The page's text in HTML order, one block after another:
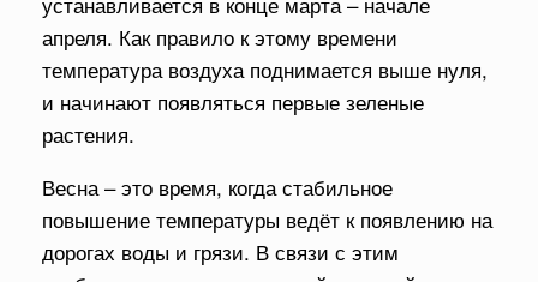
апреля. Как правило к этому времени
температура воздуха поднимается выше нуля,
и начинают появляться первые зеленые
растения.
Весна – это время, когда стабильное
повышение температуры ведёт к появлению на
дорогах воды и грязи. В связи с этим